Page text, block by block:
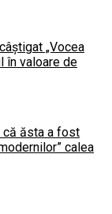
„Vocea
în valoare de
că ăsta a fost
calea